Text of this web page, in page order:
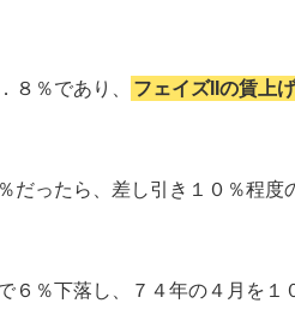
８％であり、
フェイズIIの賃上
だったら、差し引き１０％程度
６％下落し、７４年の４月を１